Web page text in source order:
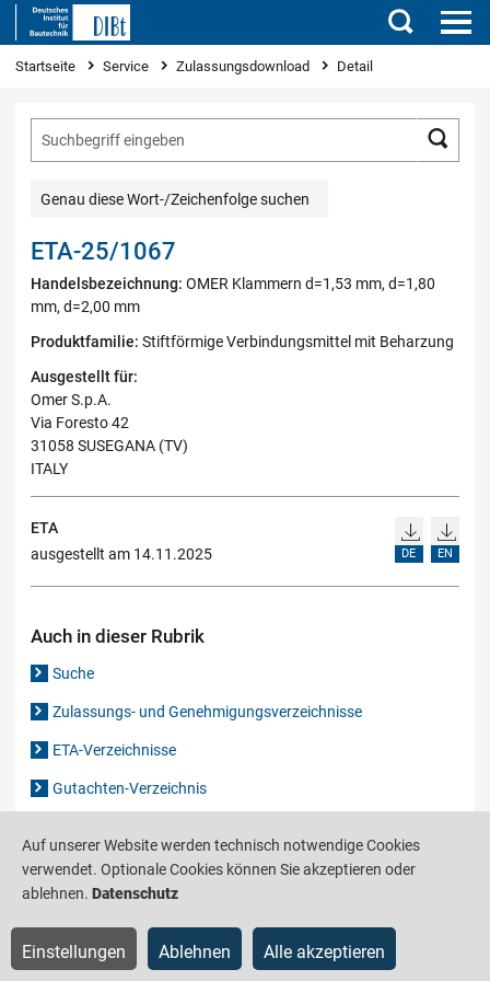
Suchen
Sie sind hier
Startseite Service Zulassungsdownload Detail
Genau diese Wort-/Zeichenfolge suchen
ETA-25/1067
Handelsbezeichnung: OMER Klammern d=1,53 mm, d=1,80
mm, d=2,00 mm
Produktfamilie: Stiftförmige Verbindungsmittel mit Beharzung
Ausgestellt für:
Omer S.p.A.
Via Foresto 42
31058 SUSEGANA (TV)
ITALY
ETA
ausgestellt am 14.11.2025
DE EN
Auch in dieser Rubrik
Suche
Zulassungs- und Genehmigungsverzeichnisse
ETA-Verzeichnisse
Gutachten-Verzeichnis
IS-ARGEBAU
Barrierefreiheit Datenschutz
Auf unserer Website werden technisch notwendige Cookies
verwendet. Optionale Cookies können Sie akzeptieren oder
ablehnen. Datenschutz
Einstellungen Ablehnen Alle akzeptieren